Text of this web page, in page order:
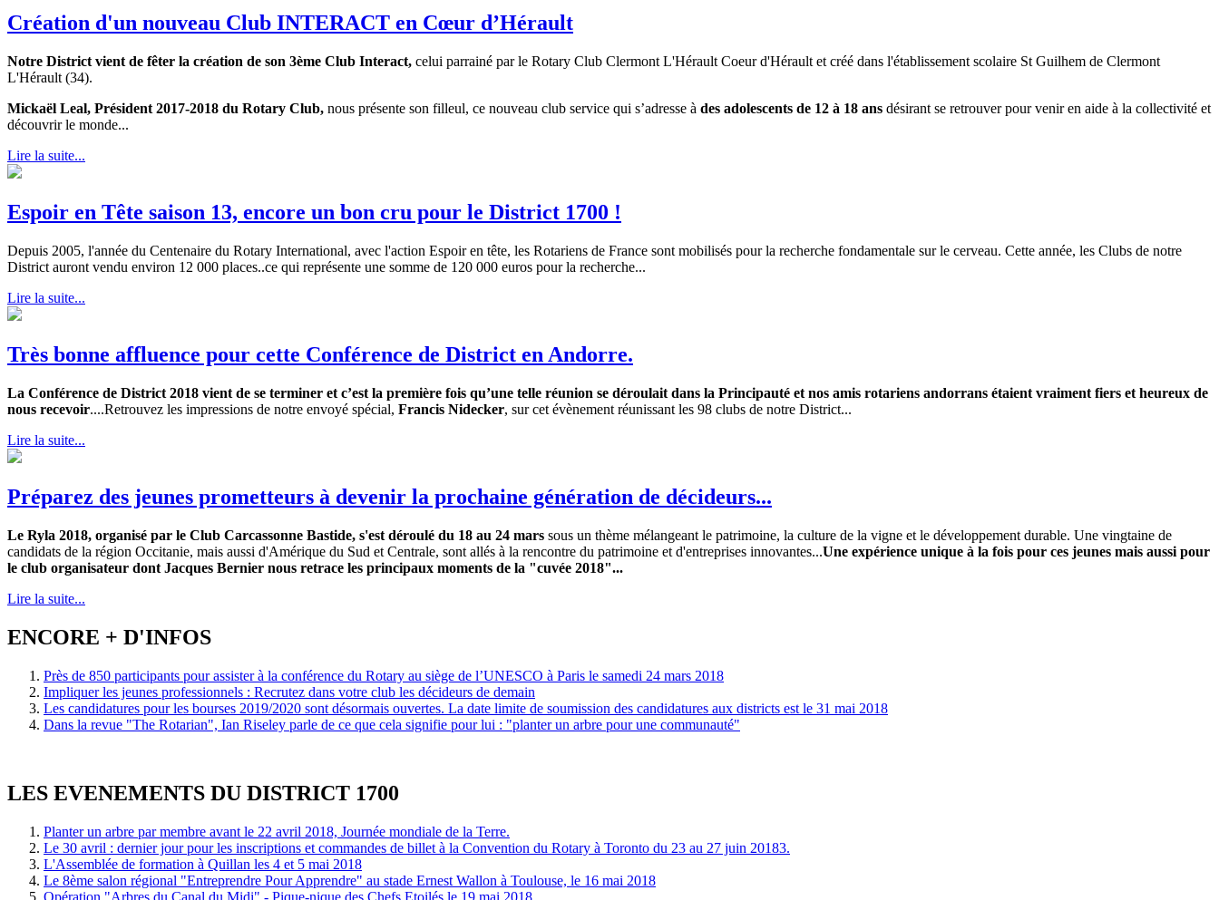
Création d'un nouveau Club INTERACT en Cœur d’Hérault
Notre District vient de fêter la création de son 3ème Club Interact, celui parrainé par le Rotary Club Clermont L'Hérault Coeur d'Hérault et créé dans l'établissement scolaire St Guilhem de Clermont
L'Hérault (34).
Mickaël Leal, Président 2017-2018 du Rotary Club, nous présente son filleul, ce nouveau club service qui s’adresse à des adolescents de 12 à 18 ans désirant se retrouver pour venir en aide à la collectivité et
découvrir le monde...
Lire la suite...
Espoir en Tête saison 13, encore un bon cru pour le District 1700 !
Depuis 2005, l'année du Centenaire du Rotary International, avec l'action Espoir en tête, les Rotariens de France sont mobilisés pour la recherche fondamentale sur le cerveau. Cette année, les Clubs de notre
District auront vendu environ 12 000 places..ce qui représente une somme de 120 000 euros pour la recherche...
Lire la suite...
Très bonne affluence pour cette Conférence de District en Andorre.
La Conférence de District 2018 vient de se terminer et c’est la première fois qu’une telle réunion se déroulait dans la Principauté et nos amis rotariens andorrans étaient vraiment fiers et heureux de
nous recevoir....Retrouvez les impressions de notre envoyé spécial, Francis Nidecker, sur cet évènement réunissant les 98 clubs de notre District...
Lire la suite...
Préparez des jeunes prometteurs à devenir la prochaine génération de décideurs...
Le Ryla 2018, organisé par le Club Carcassonne Bastide, s'est déroulé du 18 au 24 mars sous un thème mélangeant le patrimoine, la culture de la vigne et le développement durable. Une vingtaine de
candidats de la région Occitanie, mais aussi d'Amérique du Sud et Centrale, sont allés à la rencontre du patrimoine et d'entreprises innovantes...Une expérience unique à la fois pour ces jeunes mais aussi pour
le club organisateur dont Jacques Bernier nous retrace les principaux moments de la "cuvée 2018"...
Lire la suite...
ENCORE + D'INFOS
Près de 850 participants pour assister à la conférence du Rotary au siège de l’UNESCO à Paris le samedi 24 mars 2018
Impliquer les jeunes professionnels : Recrutez dans votre club les décideurs de demain
Les candidatures pour les bourses 2019/2020 sont désormais ouvertes. La date limite de soumission des candidatures aux districts est le 31 mai 2018
Dans la revue "The Rotarian", Ian Riseley parle de ce que cela signifie pour lui : "planter un arbre pour une communauté"
LES EVENEMENTS DU DISTRICT 1700
Planter un arbre par membre avant le 22 avril 2018, Journée mondiale de la Terre.
Le 30 avril : dernier jour pour les inscriptions et commandes de billet à la Convention du Rotary à Toronto du 23 au 27 juin 20183.
L'Assemblée de formation à Quillan les 4 et 5 mai 2018
Le 8ème salon régional "Entreprendre Pour Apprendre" au stade Ernest Wallon à Toulouse, le 16 mai 2018